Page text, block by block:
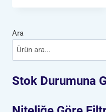
Ara
Stok Durumuna